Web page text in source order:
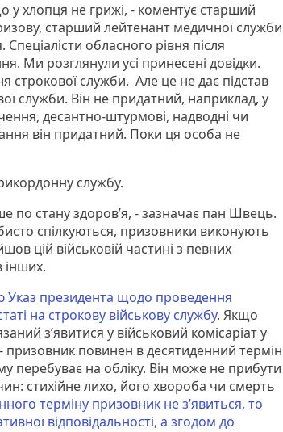
хлопця не грижі, - коментує старший
старший лейтенант медичної служби
обласного рівня після
Ми розглянули усі принесені довідки.
служби. Але це не дає підстав
служби. Він не придатний, наприклад, у
десантно-штурмові, надводні чи
він придатний. Поки ця особа не
службу.
по стану здоров’я, - зазначає пан Швець.
спілкуються, призовники виконують
цій військовій частині з певних
інших.
Указ президента щодо проведення
на строкову військову службу. Якщо
з’явитися у військовий комісаріат у
повинен в десятиденний термін
перебуває на обліку. Він може не прибути
стихійне лихо, його хвороба чи смерть
терміну призовник не з’явиться, то
відповідальності, а згодом до